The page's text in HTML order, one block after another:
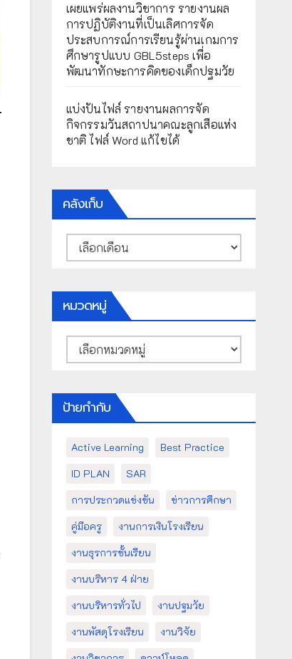
เผยแพร่ผลงานวิชาการ รายงานผล
การปฏิบัติงานที่เป็นเลิศการจัด
ประสบการณ์การเรียนรู้ผ่านเกมการ
ศึกษารูปแบบ GBL5steps เพื่อ
พัฒนาทักษะการคิดของเด็กปฐมวัย
แบ่งปันไฟล์ รายงานผลการจัด
กิจกรรมวันสถาปนาคณะลูกเสือแห่ง
ชาติ ไฟล์ Word แก้ไขได้
คลังเก็บ
คลัง
เก็บ
หมวดหมู่
หมวด
หมู่
ป้ายกำกับ
Active Learning
Best Practice
ID PLAN
SAR
การประกวดแข่งขัน
ข่าวการศึกษา
คู่มือครู
งานการเงินโรงเรียน
งานธุรการชั้นเรียน
งานบริหาร 4 ฝ่าย
งานบริหารทั่วไป
งานปฐมวัย
งานพัสดุโรงเรียน
งานวิจัย